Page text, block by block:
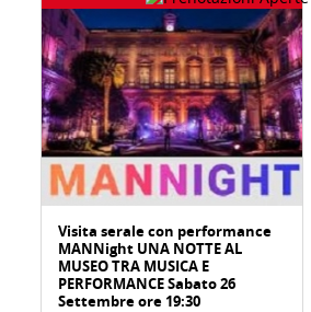
Visita serale con performance
MANNight UNA NOTTE AL
MUSEO TRA MUSICA E
PERFORMANCE Sabato 26
Settembre ore 19:30